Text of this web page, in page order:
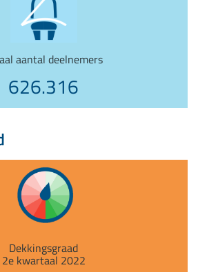
aantal deelnemers
626.316
Dekkingsgraad
2e kwartaal 2022